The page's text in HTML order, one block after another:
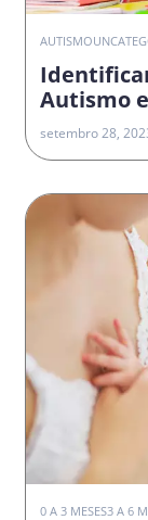
AUTISMO
Autismo
setembro 28,
0 A 3 MESES3 A 6